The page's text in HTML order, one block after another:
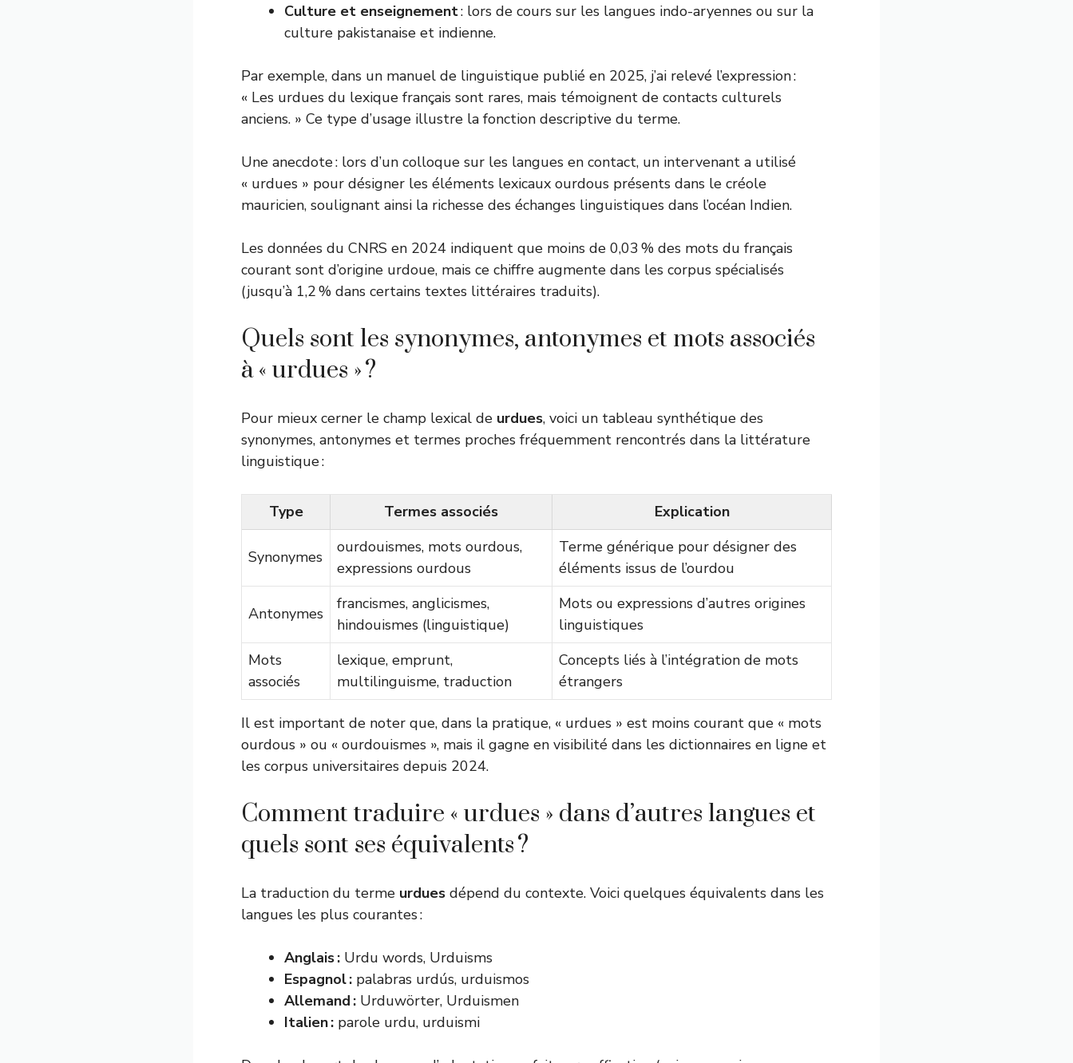
Culture et enseignement: lors de cours sur les langues indo-aryennes ou sur la
culture pakistanaise et indienne.
Par exemple, dans un manuel de linguistique publié en 2025, j’ai relevé l’expression :
« Les urdues du lexique français sont rares, mais témoignent de contacts culturels
anciens. » Ce type d’usage illustre la fonction descriptive du terme.
Une anecdote : lors d’un colloque sur les langues en contact, un intervenant a utilisé
« urdues » pour désigner les éléments lexicaux ourdous présents dans le créole
mauricien, soulignant ainsi la richesse des échanges linguistiques dans l’océan Indien.
Les données du CNRS en 2024 indiquent que moins de 0,03 % des mots du français
courant sont d’origine urdoue, mais ce chiffre augmente dans les corpus spécialisés
(jusqu’à 1,2 % dans certains textes littéraires traduits).
Quels sont les synonymes, antonymes et mots associés
à « urdues » ?
Pour mieux cerner le champ lexical de urdues, voici un tableau synthétique des
synonymes, antonymes et termes proches fréquemment rencontrés dans la littérature
linguistique :
Type Termes associés Explication
Synonymes
ourdouismes, mots ourdous,
expressions ourdous
Terme générique pour désigner des
éléments issus de l’ourdou
Antonymes
francismes, anglicismes,
hindouismes (linguistique)
Mots ou expressions d’autres origines
linguistiques
Mots
associés
lexique, emprunt,
multilinguisme, traduction
Concepts liés à l’intégration de mots
étrangers
Il est important de noter que, dans la pratique, « urdues » est moins courant que « mots
ourdous » ou « ourdouismes », mais il gagne en visibilité dans les dictionnaires en ligne et
les corpus universitaires depuis 2024.
Comment traduire « urdues » dans d’autres langues et
quels sont ses équivalents ?
La traduction du terme urdues dépend du contexte. Voici quelques équivalents dans les
langues les plus courantes :
Anglais : Urdu words, Urduisms
Espagnol : palabras urdús, urduismos
Allemand : Urduwörter, Urduismen
Italien : parole urdu, urduismi